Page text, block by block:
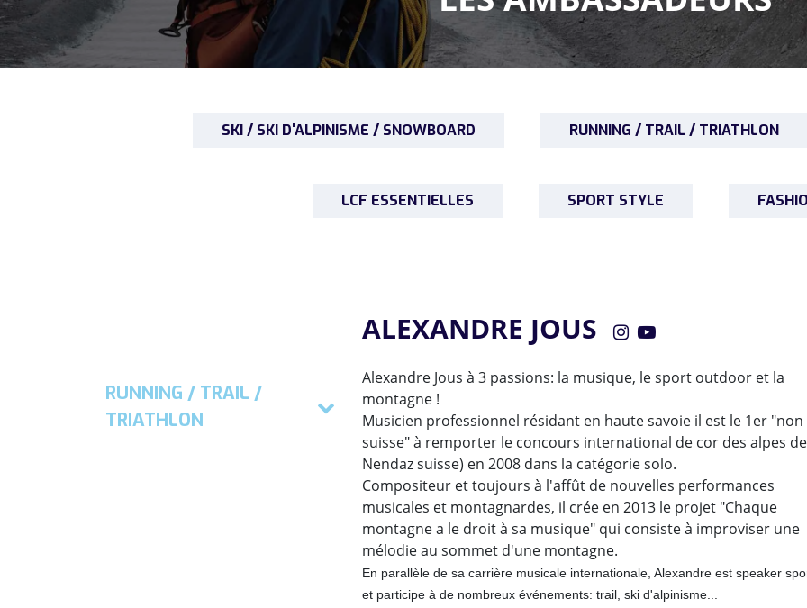
Bandeaux
Manchettes
SKI / SKI D'ALPINISME / SNOWBOARD RUNNING / TRAIL / TRIATHLON
LCF ESSENTIELLES SPORT STYLE
RUNNING / TRAIL /
TRIATHLON
ALEXANDRE JOUS
Alexandre Jous à 3 passions: la musique, le sport outdoor et la
montagne !
Musicien professionnel résidant en haute savoie il est le 1er "non
suisse" à remporter le concours international de cor des alpes de
Nendaz suisse) en 2008 dans la catégorie solo.
Compositeur et toujours à l'affût de nouvelles performances
musicales et montagnardes, il crée en 2013 le projet "Chaque
montagne a le droit à sa musique" qui consiste à improviser une
mélodie au sommet d'une montagne.
En parallèle de sa carrière musicale internationale, Alexandre est speaker
et participe à de nombreux événements: trail, ski d'alpinisme...